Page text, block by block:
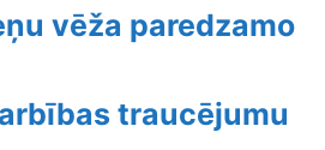
vēža paredzamo
traucējumu